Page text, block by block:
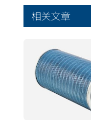
相关文章